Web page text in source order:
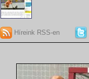
Híreink RSS-en